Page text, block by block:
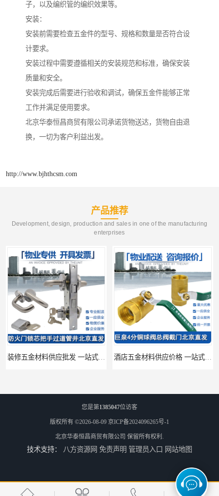
子，以及编织管的编织效果等。
安装：
安装前需要检查五金件的型号、规格和数量是否符合设
计要求。
安装过程中需要遵循相关的安装规范和标准，确保安装
质量和安全。
安装完成后需要进行验收和调试，确保五金件能够正常
工作并满足使用要求。
北京华泰恒昌商贸有限公司承诺货物送达，货物自由退
换，一切为客户利益出发。
http://www.bjhthcsm.com
产品推荐
Development, design, production and sales in one of the manufacturing
enterprises
建筑五金材料供应配送 一站式五金材料供应商 脸盆冷热水龙头批发商 水龙头冷热洗脸盆池 全城配送
您是第1385047位访客
版权所有 ©2026-08-09 京ICP备2024096265号-1
北京华泰恒昌商贸有限公司 保留所有权利.
技术支持： 八方资源网 免责声明 管理员入口 网站地图